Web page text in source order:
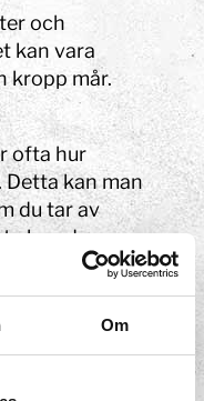
Om
och
kan vara
kropp mår.
ofta hur
kan man
du tar av
kan du
formen
belastar
som belastas
hur det